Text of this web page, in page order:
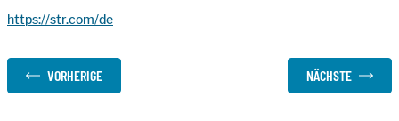
https://str.com/de
VORHERIGE NÄCHSTE